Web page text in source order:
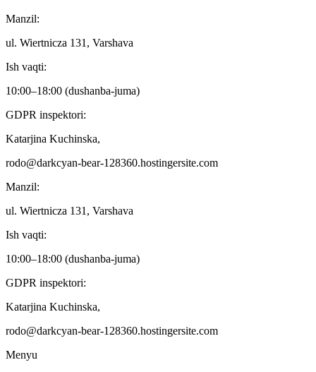
Manzil:
ul. Wiertnicza 131, Varshava
Ish vaqti:
10:00–18:00 (dushanba-juma)
GDPR inspektori:
Katarjina Kuchinska,
rodo@darkcyan-bear-128360.hostingersite.com
Manzil:
ul. Wiertnicza 131, Varshava
Ish vaqti:
10:00–18:00 (dushanba-juma)
GDPR inspektori:
Katarjina Kuchinska,
rodo@darkcyan-bear-128360.hostingersite.com
Menyu